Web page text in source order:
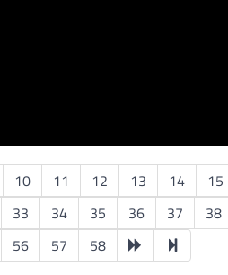
10 11 12 13 14 15
33 34 35 36 37 38
56 57 58